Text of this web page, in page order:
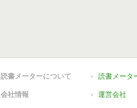
読書メーターについて 読書メータ
会社情報 運営会社